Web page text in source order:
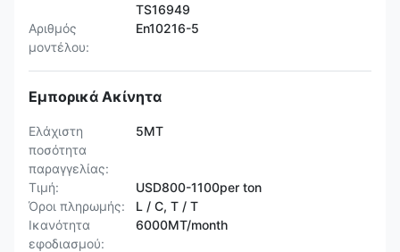
TS16949
Αριθμός
μοντέλου:
En10216-5
Εμπορικά Ακίνητα
Ελάχιστη
ποσότητα
παραγγελίας:
5MT
Τιμή:
USD800-1100per ton
Όροι πληρωμής:
L / C, T / T
Ικανότητα
εφοδιασμού:
6000MT/month